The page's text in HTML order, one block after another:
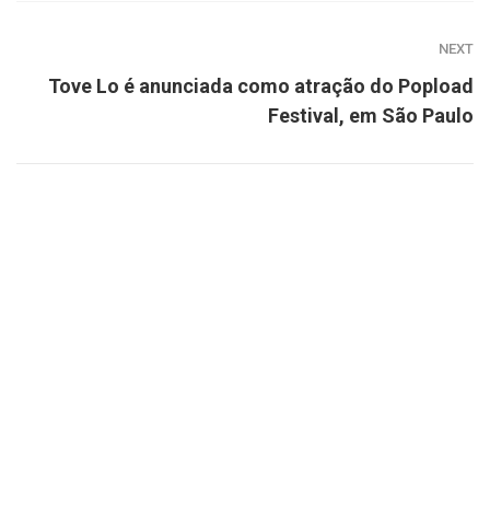
NEXT
Tove Lo é anunciada como atração do Popload
Festival, em São Paulo